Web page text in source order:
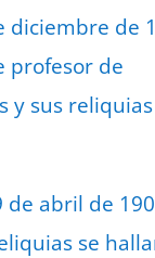
diciembre de
profesor de
y sus
de abril de
se